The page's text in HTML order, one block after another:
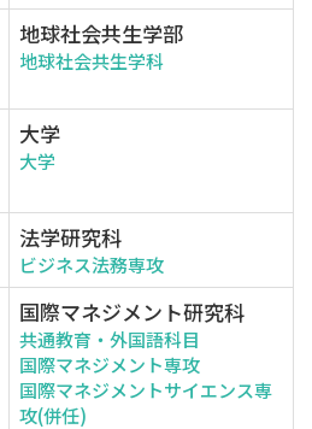
地球社会共生学部
地球社会共生学科
大学
大学
法学研究科
ビジネス法務専攻
国際マネジメント研究科
共通教育・外国語科目
国際マネジメント専攻
国際マネジメントサイエンス専
攻(併任)